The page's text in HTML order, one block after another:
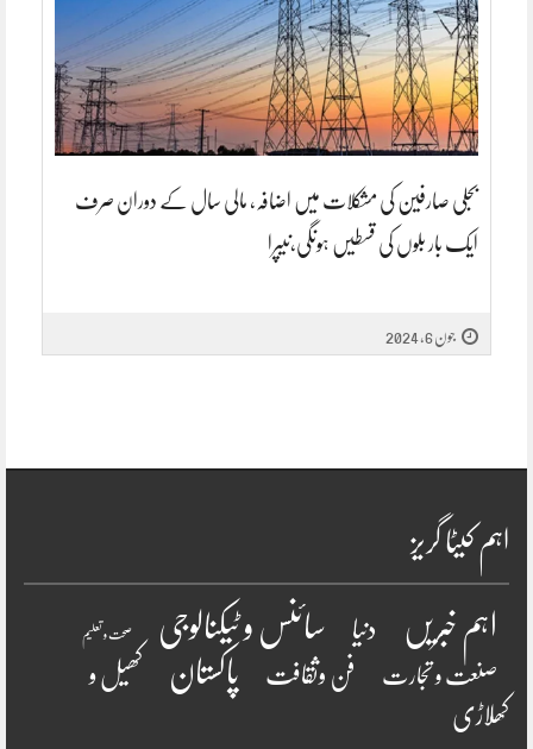
بجلی صارفین کی مشکلات میں اضافہ، مالی سال کے دوران صرف
ایک بار بلوں کی قسطیں ہونگی،نیپرا
جون 6, 2024
اہم کیٹا گریز
اہم خبریں دنیا سائنس و ٹیکنالوجی صحت و تعلیم
صنعت و تجارت فن وثقافت پاکستان
کھیل و
کھلاڑی